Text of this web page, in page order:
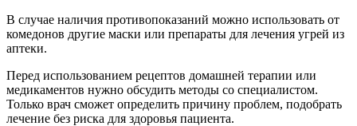
В случае наличия противопоказаний можно использовать от
комедонов другие маски или препараты для лечения угрей из
аптеки.
Перед использованием рецептов домашней терапии или
медикаментов нужно обсудить методы со специалистом.
Только врач сможет определить причину проблем, подобрать
лечение без риска для здоровья пациента.